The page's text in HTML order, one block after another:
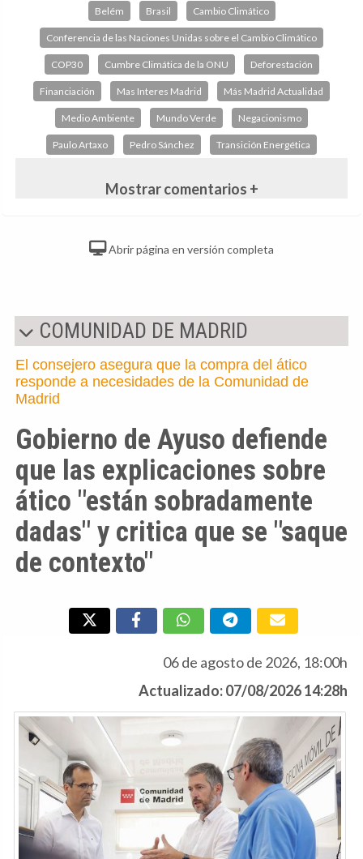
Belém Brasil Cambio Climático
Conferencia de las Naciones Unidas sobre el Cambio Climático
COP30 Cumbre Climática de la ONU Deforestación
Financiación Mas Interes Madrid Más Madrid Actualidad
Medio Ambiente Mundo Verde Negacionismo
Paulo Artaxo Pedro Sánchez Transición Energética
Mostrar comentarios +
Abrir página en versión completa
COMUNIDAD DE MADRID
El consejero asegura que la compra del ático
responde a necesidades de la Comunidad de
Madrid
Gobierno de Ayuso defiende
que las explicaciones sobre
ático "están sobradamente
dadas" y critica que se "saque
de contexto"
06 de agosto de 2026, 18:00h
Actualizado: 07/08/2026 14:28h